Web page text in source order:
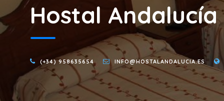
Hostal Andalucía
(+34) 958635654 INFO@HOSTALANDALUCIA.ES